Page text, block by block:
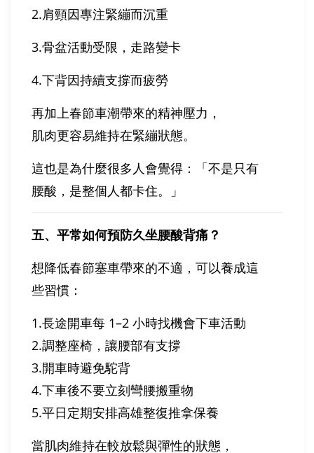
2.肩頸因專注緊繃而沉重
3.骨盆活動受限，走路變卡
4.下背因持續支撐而疲勞
再加上春節車潮帶來的精神壓力，
肌肉更容易維持在緊繃狀態。
這也是為什麼很多人會覺得：「不是只有
腰酸，是整個人都卡住。」
五、平常如何預防久坐腰酸背痛？
想降低春節塞車帶來的不適，可以養成這
些習慣：
1.長途開車每 1–2 小時找機會下車活動
2.調整座椅，讓腰部有支撐
3.開車時避免駝背
4.下車後不要立刻彎腰搬重物
5.平日定期安排高雄整復推拿保養
當肌肉維持在較放鬆與彈性的狀態，